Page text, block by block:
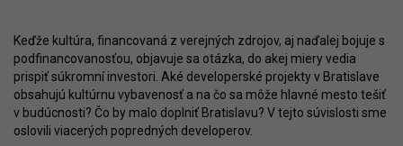
Keďže kultúra, financovaná z verejných zdrojov, aj naďalej bojuje s
podfinancovanosťou, objavuje sa otázka, do akej miery vedia
prispiť súkromní investori. Aké developerské projekty v Bratislave
obsahujú kultúrnu vybavenosť a na čo sa môže hlavné mesto tešiť
v budúcnosti? Čo by malo doplniť Bratislavu? V tejto súvislosti sme
oslovili viacerých popredných developerov.